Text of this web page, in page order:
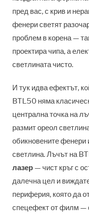
пред вас, с крив и
фенери светят
проблем в корена —
проектира чипа, а
светлината чисто.
И тук идва ефектът,
BTL50 няма
централна точка на
размит ореол
обикновените фенери
светлина. Лъчът на
лазер — чист кръг с
далечна цел и
периферия, която да
спецефект от филм —